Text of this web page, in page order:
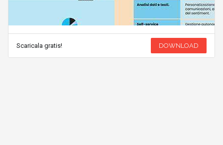
Scaricala gratis! DOWNLOAD